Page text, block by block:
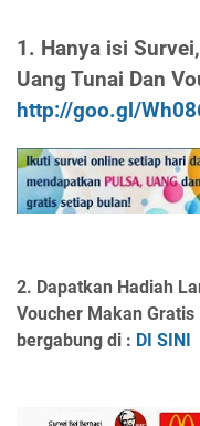
1. Hanya isi
Uang Tunai Dan
http://goo.gl/
2. Dapatkan Hadiah
Voucher Makan
bergabung di : DI SINI